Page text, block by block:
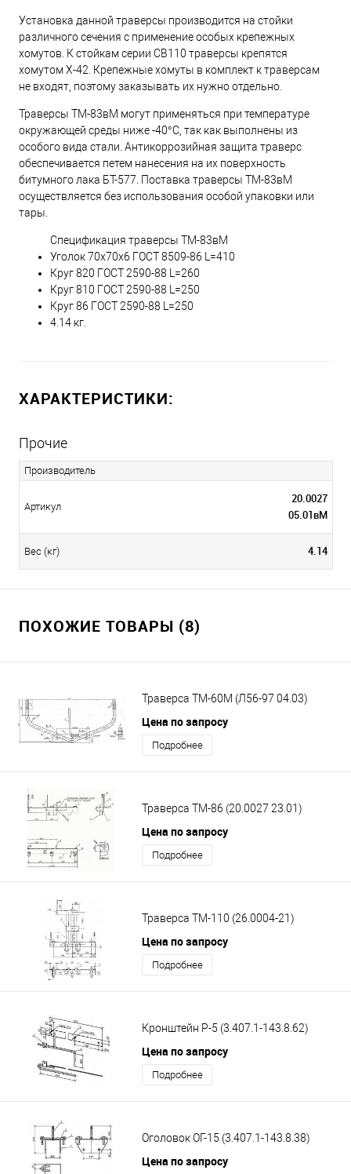
Установка данной траверсы производится на стойки
различного сечения с применение особых крепежных
хомутов. К стойкам серии СВ110 траверсы крепятся
хомутом Х-42. Крепежные хомуты в комплект к траверсам
не входят, поэтому заказывать их нужно отдельно.
Траверсы ТМ-83вМ могут применяться при температуре
окружающей среды ниже -40°С, так как выполнены из
особого вида стали. Антикоррозийная защита траверс
обеспечивается петем нанесения на их поверхность
битумного лака БТ-577. Поставка траверсы ТМ-83вМ
осуществляется без использования особой упаковки или
тары.
Спецификация траверсы ТМ-83вМ
Уголок 70х70х6 ГОСТ 8509-86 L=410
Круг 820 ГОСТ 2590-88 L=260
Круг 810 ГОСТ 2590-88 L=250
Круг 86 ГОСТ 2590-88 L=250
4.14 кг.
ХАРАКТЕРИСТИКИ:
Прочие
Производитель
Артикул
20.0027
05.01вМ
Вес (кг) 4.14
ПОХОЖИЕ ТОВАРЫ (8)
Траверса ТМ-60М (Л56-97 04.03)
Цена по запросу
Подробнее
Траверса ТМ-86 (20.0027 23.01)
Цена по запросу
Подробнее
Траверса ТМ-110 (26.0004-21)
Цена по запросу
Подробнее
Кронштейн Р-5 (3.407.1-143.8.62)
Цена по запросу
Подробнее
Оголовок ОГ-15 (3.407.1-143.8.38)
Цена по запросу